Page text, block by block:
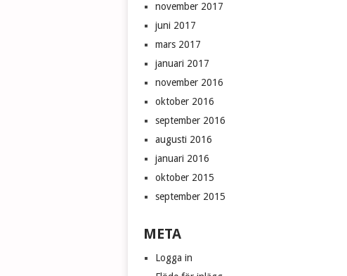
november 2017
juni 2017
mars 2017
januari 2017
november 2016
oktober 2016
september 2016
augusti 2016
januari 2016
oktober 2015
september 2015
META
Logga in